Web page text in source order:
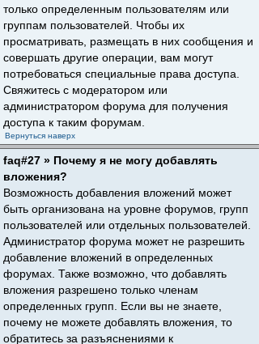
только определенным пользователям или
группам пользователей. Чтобы их
просматривать, размещать в них сообщения и
совершать другие операции, вам могут
потребоваться специальные права доступа.
Свяжитесь с модератором или
администратором форума для получения
доступа к таким форумам.
Вернуться наверх
faq#27 » Почему я не могу добавлять
вложения?
Возможность добавления вложений может
быть организована на уровне форумов, групп
пользователей или отдельных пользователей.
Администратор форума может не разрешить
добавление вложений в определенных
форумах. Также возможно, что добавлять
вложения разрешено только членам
определенных групп. Если вы не знаете,
почему не можете добавлять вложения, то
обратитесь за разъяснениями к